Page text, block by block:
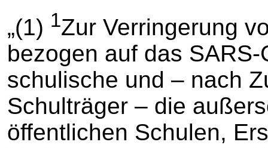
„(1) 1Zur Verringerung
bezogen auf das
schulische und – nach
Schulträger – die
öffentlichen Schulen,